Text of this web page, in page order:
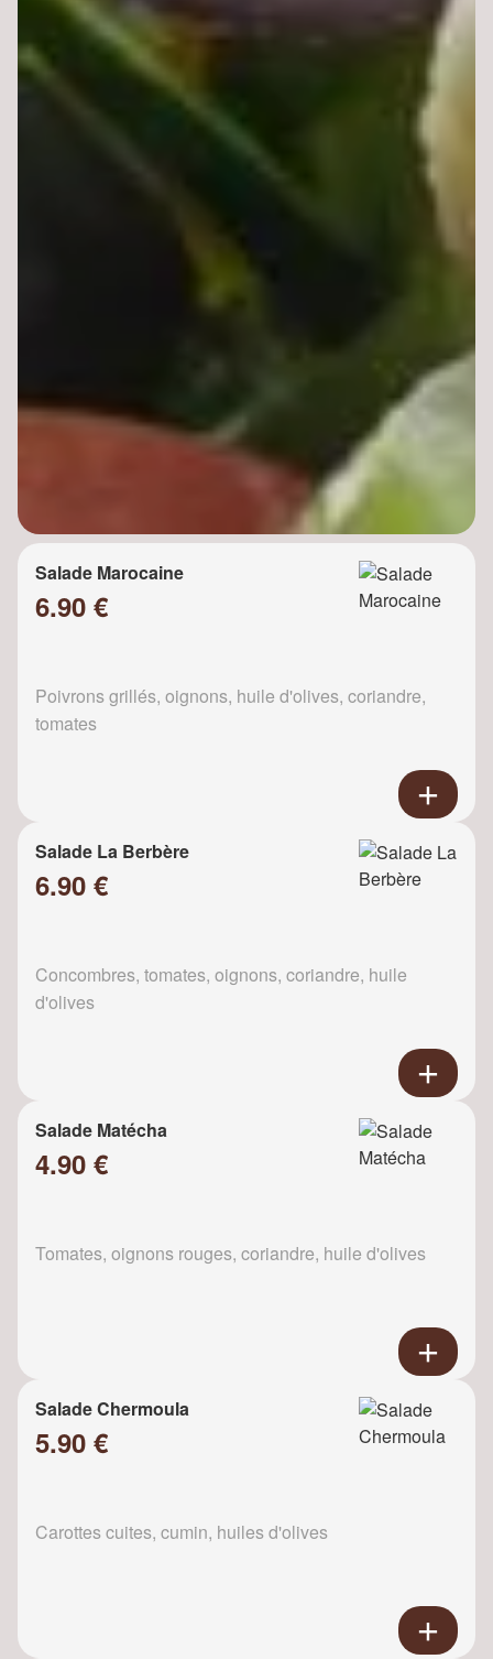
Salade Marocaine
6.90 €
Poivrons grillés, oignons, huile d'olives, coriandre,
tomates
Salade La Berbère
6.90 €
Concombres, tomates, oignons, coriandre, huile
d'olives
Salade Matécha
4.90 €
Tomates, oignons rouges, coriandre, huile d'olives
Salade Chermoula
5.90 €
Carottes cuites, cumin, huiles d'olives